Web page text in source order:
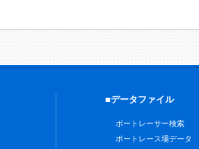
■データファイル
ボートレーサー検索
ボートレース場データ